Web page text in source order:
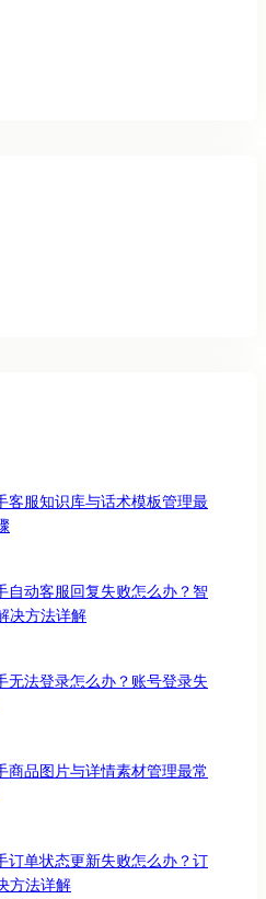
客服知识库与话术模板管理最
自动客服回复失败怎么办？智
决方法详解
无法登录怎么办？账号登录失
商品图片与详情素材管理最常
订单状态更新失败怎么办？订
方法详解